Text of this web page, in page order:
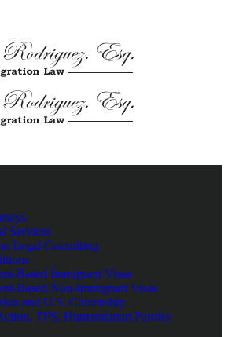
Services
Legal Consulting
Based Immigrant Visas
Based Non-Immigrant Visas
and U.S. Citizenship
TPS, Humanitarian Paroles